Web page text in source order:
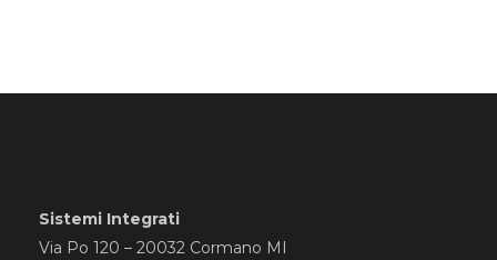
Sistemi Integrati
Via Po 120 – 20032 Cormano MI